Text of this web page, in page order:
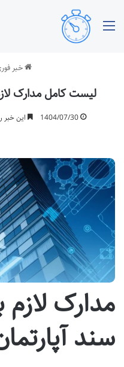
خبر
لیست کامل مدارک
1404/07/30 این خبر را در
مدارک لازم
سند